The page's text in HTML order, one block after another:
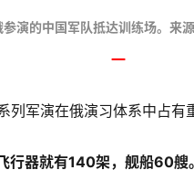
参演的中国军队抵达训练场。来
一
列军演在俄演习体系中占
器就有140架，舰船60艘。